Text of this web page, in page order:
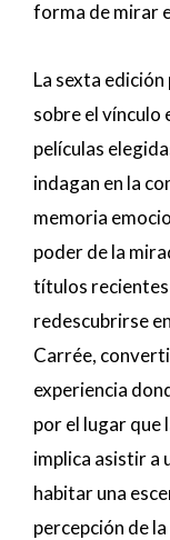
forma de mirar
La sexta
sobre el vínculo
películas
indagan en la
memoria
poder de la
títulos recientes
redescubrirse
Carrée,
experiencia
por el lugar que
implica asistir a
habitar una
percepción de